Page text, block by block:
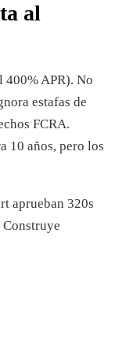
al
400% APR). No
estafas de
FCRA.
10 años, pero los
aprueban 320s